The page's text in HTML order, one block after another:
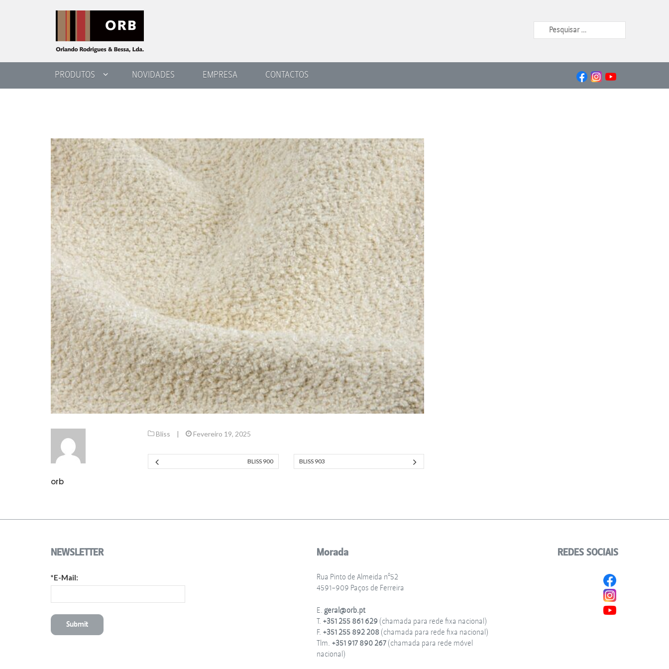
PRODUTOS NOVIDADES EMPRESA CONTACTOS
orb
Bliss | Fevereiro 19, 2025
BLISS 900 BLISS 903
NEWSLETTER
*E-Mail:
Morada
Rua Pinto de Almeida nº52
4591-909 Paços de Ferreira
E. geral@orb.pt
T. +351 255 861 629 (chamada para rede fixa nacional)
F. +351 255 892 208(chamada para rede fixa nacional)
Tlm. +351 917 890 267(chamada para rede móvel
nacional)
REDES SOCIAIS